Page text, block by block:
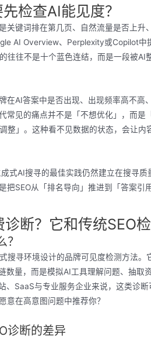
检查AI能见度？
关键词排在第几页、自然流量是否上
AI Overview、Perplexity或Copilot
往往不是十个蓝色连结，而是一段被
在AI答案中是否出现、出现频率高不
常见的痛点并不是「不想优化」，而
整」。这种看不见数据的状态，会让
式AI搜寻的最佳实践仍然建立在搜寻
把SEO从「排名导向」推进到「答案引
诊断？它和传统SEO
？
搜寻环境设计的品牌可见度检测方法
数量，而是模拟AI工具理解问题、抽取
、SaaS与专业服务企业来说，这类诊
意在高意图问题中推荐你？
诊断的差异